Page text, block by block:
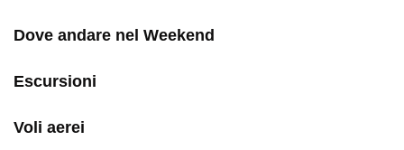
Dove andare nel Weekend
Escursioni
Voli aerei